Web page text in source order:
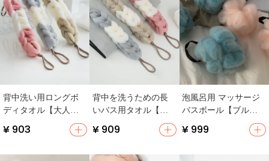
背中洗い用ロングボ
ディタオル【大人
用・泡立ち効果・強
力マッサージ】
¥ 903
背中を洗うための長
いバス用タオル【泡
立ち強力・成人用】
¥ 909
泡風呂用 マッサージ
バスボール【ブル
ー・男女兼用・背中
洗い用ブラシ】
¥ 999